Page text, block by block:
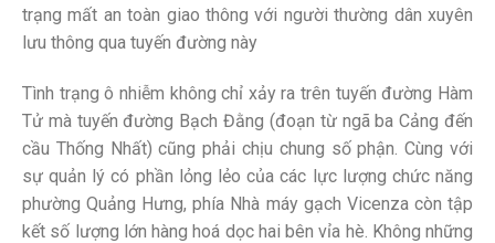
trạng mất an toàn giao thông với người thường dân xuyên
lưu thông qua tuyến đường này
Tình trạng ô nhiễm không chỉ xảy ra trên tuyến đường Hàm
Tử mà tuyến đường Bạch Đằng (đoạn từ ngã ba Cảng đến
cầu Thống Nhất) cũng phải chịu chung số phận. Cùng với
sự quản lý có phần lỏng lẻo của các lực lượng chức năng
phường Quảng Hưng, phía Nhà máy gạch Vicenza còn tập
kết số lượng lớn hàng hoá dọc hai bên vỉa hè. Không những